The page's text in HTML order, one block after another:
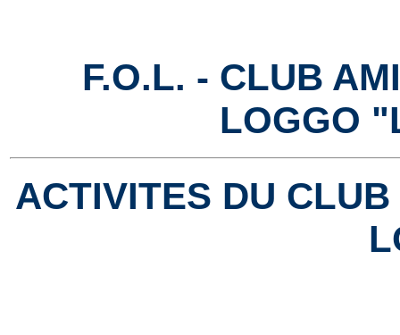
F.O.L. - CLUB
LOGGO
ACTIVITES DU